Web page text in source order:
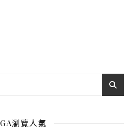
GA瀏覽人氣